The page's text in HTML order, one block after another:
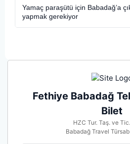
Yamaç paraşütü için Babadağ’a
yapmak gerekiyor
Fethiye Babadağ
Bilet
HZC Tur. Taş. ve
Babadağ Travel